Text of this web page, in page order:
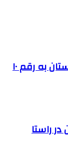
افزایش حجم تجارت بین ایران و پاکستان به رقم ۱۰
راستا